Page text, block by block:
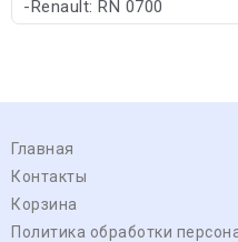
-Renault: RN 0700
Главная
Контакты
Корзина
Политика обработки